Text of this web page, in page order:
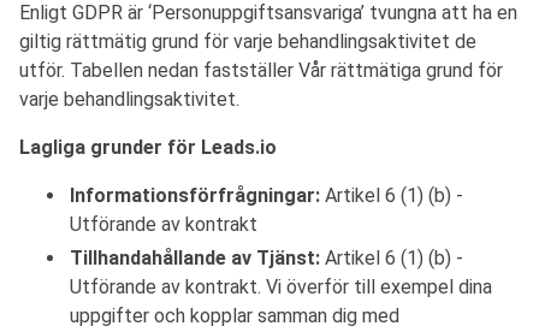
Enligt GDPR är ‘Personuppgiftsansvariga’ tvungna att ha en
giltig rättmätig grund för varje behandlingsaktivitet de
utför. Tabellen nedan fastställer Vår rättmätiga grund för
varje behandlingsaktivitet.
Lagliga grunder för Leads.io
Informationsförfrågningar: Artikel 6 (1) (b) -
Utförande av kontrakt
Tillhandahållande av Tjänst: Artikel 6 (1) (b) -
Utförande av kontrakt. Vi överför till exempel dina
uppgifter och kopplar samman dig med